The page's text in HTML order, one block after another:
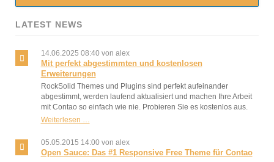
LATEST NEWS
14.06.2025 08:40 von alex
Mit perfekt abgestimmten und kostenlosen
Erweiterungen
RockSolid Themes und Plugins sind perfekt aufeinander
abgestimmt, werden laufend aktualisiert und machen Ihre Arbeit
mit Contao so einfach wie nie. Probieren Sie es kostenlos aus.
Weiterlesen …
abgestimmten
und
05.05.2015 14:00 von alex
Open Sauce: Das #1 Responsive Free Theme für Contao